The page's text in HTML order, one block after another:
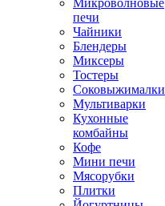
Микроволновые
печи
Чайники
Блендеры
Миксеры
Тостеры
Соковыжималки
Мультиварки
Кухонные
комбайны
Кофе
Мини печи
Мясорубки
Плитки